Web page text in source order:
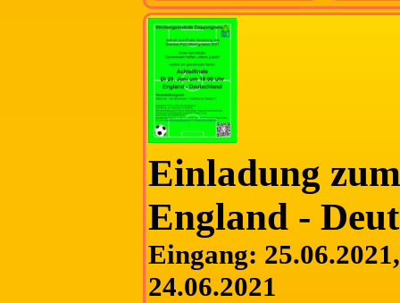
Einladung
England -
Eingang:
24.06.2021